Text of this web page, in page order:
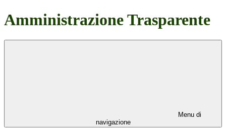
Amministrazione Trasparente
Menu di
navigazione